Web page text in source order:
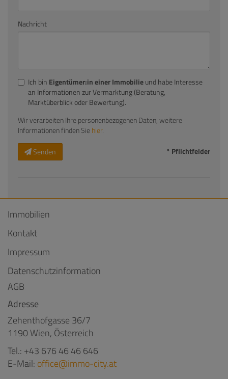
Nachricht
Ich bin Eigentümer:in einer Immobilieund habe Interesse
an Informationen zur Vermarktung (Beratung,
Marktüberblick oder Bewertung).
Wir verarbeiten Ihre personenbezogenen Daten, weitere
Informationen finden Siehier.
Senden
* Pflichtfelder
Immobilien
Kontakt
Impressum
Datenschutzinformation
AGB
Adresse
Zehenthofgasse 36/7
1190 Wien, Österreich
Tel.: +43 676 46 46 646
E-Mail: office@immo-city.at